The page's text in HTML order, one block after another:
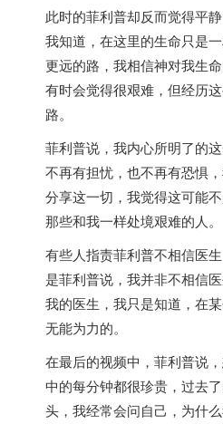
此时的菲利普却反而觉得平
我知道，在这里的生命只是
更远的路，我相信神对我生
有时会觉得很艰难，但经历
路。
菲利普说，我内心所明了的
不再有担忧，也不再有恐惧
分享这一切，我觉得这可能
那些和我一样处境艰难的人。
有些人指责菲利普不相信医
是菲利普说，我并非不相信
我的医生，我只是知道，在
无能为力的。
在最后的视频中，菲利普说
中的每分钟都很珍贵，过去
头，我经常会问自己，为什